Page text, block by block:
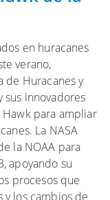
en huracanes
verano,
de Huracanes y
sus innovadores
para ampliar
La NASA
la NOAA para
apoyando su
procesos que
y los cambios de